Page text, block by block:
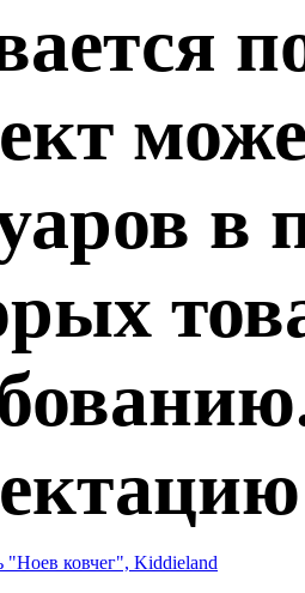
в
"Ноев ковчег", Kiddieland